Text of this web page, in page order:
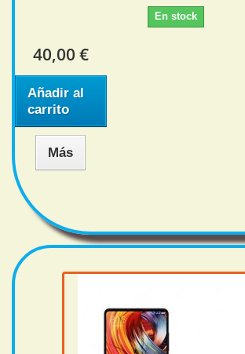
En stock
40,00 €
Añadir al
carrito
Más